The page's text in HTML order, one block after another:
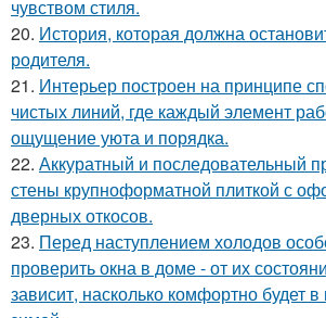
чувством стиля.
20. История, которая должна
родителя.
21. Интерьер построен на принципе
чистых линий, где каждый элемент
ощущение уюта и порядка.
22. Аккуратный и последовательный
стены крупноформатной плиткой с
дверных откосов.
23. Перед наступлением холодов
проверить окна в доме - от их
зависит, насколько комфортно будет